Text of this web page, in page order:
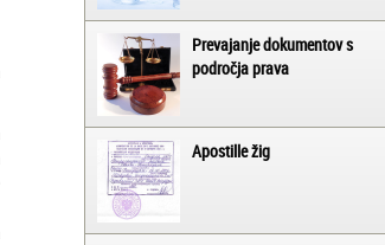
Prevajanje dokumentov s
področja prava
Apostille žig